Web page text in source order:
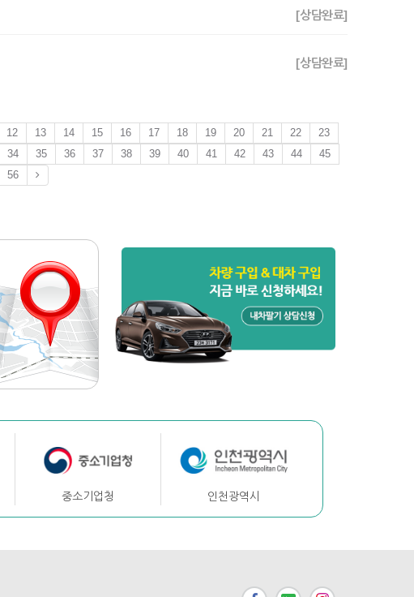
[상담완료]
[상담완료]
12 13 14 15 16 17 18 19 20 21 22
23
34 35 36 37 38 39 40 41 42 43 44
45
56
중소기업청 인천광역시